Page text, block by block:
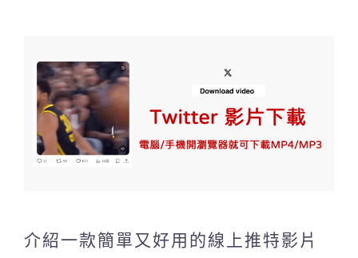
介紹一款簡單又好用的線上推特影片